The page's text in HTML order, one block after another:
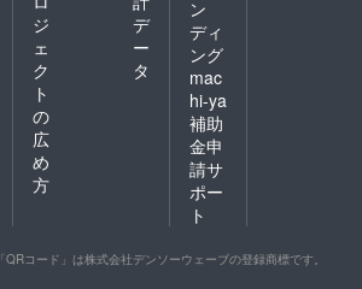
ジ
ェ
ク
ト
の
広
め
方
デ
ー
タ
ン
ディ
ング
mac
hi-ya
補助
金申
請サ
ポー
ト
「QRコード」は株式会社デンソーウェーブの登録商標です。